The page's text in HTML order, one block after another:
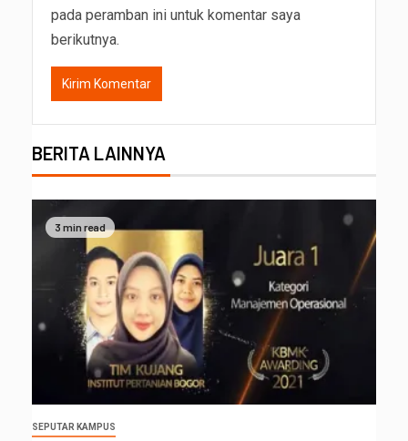
pada peramban ini untuk komentar saya
berikutnya.
BERITA LAINNYA
3 min read
SEPUTAR KAMPUS